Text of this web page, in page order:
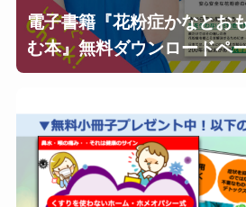
電子書籍『花粉症かなとお
む本』無料ダウンロードペ